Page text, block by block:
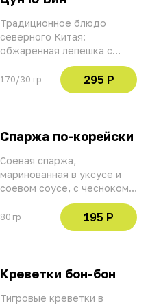
Традиционное блюдо
северного Китая:
обжаренная лепешка с
зеленым луком, кинзой,
кунжутом. Подается с
йогуртом васаби
170/30 гр 295 Р
Спаржа по-корейски
Соевая спаржа,
маринованная в уксусе и
соевом соусе, с чесноком,
кинзой и красным перцем
80 гр 195 Р
Креветки бон-бон
Тигровые креветки в